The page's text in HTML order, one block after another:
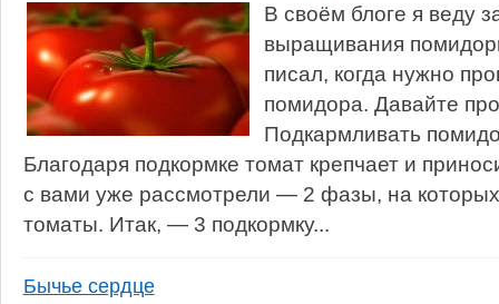
В своём блоге я веду
выращивания
писал, когда нужно
помидора. Давайте
Подкармливать
Благодаря подкормке томат крепчает и
с вами уже рассмотрели — 2 фазы, на
томаты. Итак, — 3 подкормку...
Бычье сердце